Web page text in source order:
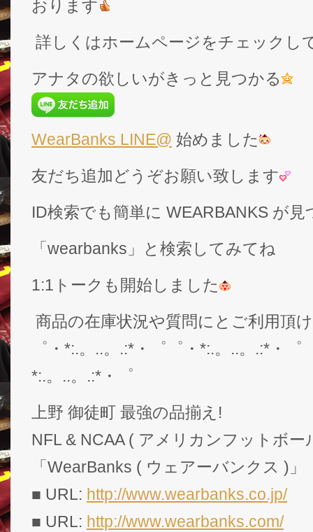
おります
詳しくはホームページをチェックし
アナタの欲しいがきっと見つかる
WearBanks LINE@ 始めました
友だち追加どうぞお願い致します
ID検索でも簡単に WEARBANKS が
「wearbanks」と検索してみてね
1:1トークも開始しました
商品の在庫状況や質問にとご利用頂
゜・*:.。..。.:*・゜゜・*:.。..。.:*・
*:.。..。.:*・゜
上野 御徒町 最強の品揃え!
NFL & NCAA ( アメリカンフットボー
「WearBanks ( ウェアーバンクス )」
■ URL: http://www.wearbanks.co.jp/
■ URL: http://www.wearbanks.com/